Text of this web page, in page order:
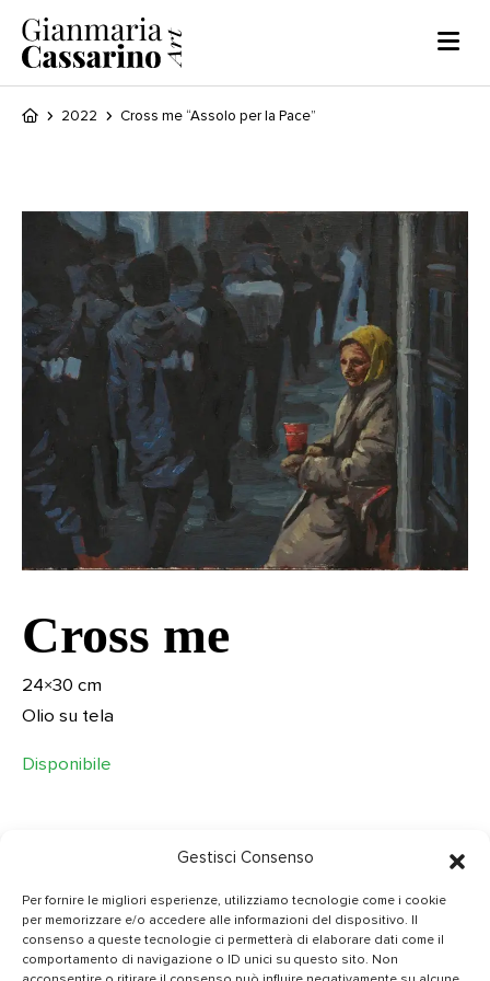
Gestisci Consenso
Per fornire le migliori esperienze, utilizziamo tecnologie come i cookie
per memorizzare e/o accedere alle informazioni del dispositivo. Il
consenso a queste tecnologie ci permetterà di elaborare dati come il
comportamento di navigazione o ID unici su questo sito. Non
2022 Cross me “Assolo per la Pace”
Cross me
24×30 cm
Olio su tela
Disponibile
CONTATTI